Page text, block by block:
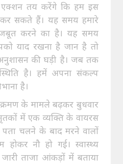
तय करेंगे कि हम इस
सकते हैं। यह समय हमारे
करने का है। यह समय
याद रखना है जान है तो
की घड़ी है। जब तक
है। हमें अपना संकल्प
है।
के मामले बढ़कर बुधवार
में एक व्यक्ति के वायरस
पता चलने के बाद मरने वालों
नौ हो गई। स्वास्थ्य
ताजा आंकड़ों में बताया